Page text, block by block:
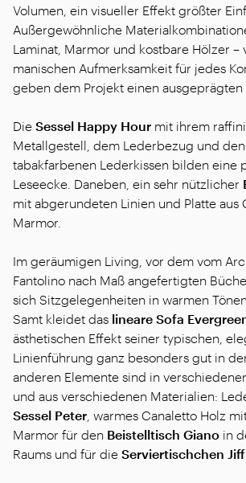
Volumen, ein visueller Effekt größter
Außergewöhnliche
Laminat, Marmor und kostbare Hölzer –
manischen Aufmerksamkeit für jedes
geben dem Projekt einen ausgeprägten
Die Sessel Happy Hour mit ihrem
Metallgestell, dem Lederbezug und den
tabakfarbenen Lederkissen bilden eine
Leseecke. Daneben, ein sehr nützlicher
mit abgerundeten Linien und Platte aus
Marmor.
Im geräumigen Living, vor dem vom
Fantolino nach Maß angefertigten
sich Sitzgelegenheiten in warmen
Samt kleidet das lineare Sofa
ästhetischen Effekt seiner typischen,
Linienführung ganz besonders gut in
anderen Elemente sind in
und aus verschiedenen Materialien:
Sessel Peter , warmes Canaletto Holz
Marmor für den Beistelltisch Giano in
Raums und für die Serviertischchen